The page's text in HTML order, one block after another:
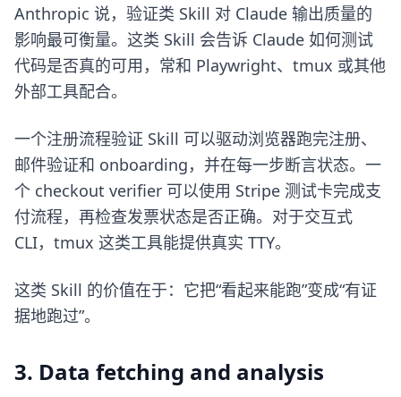
Anthropic 说，验证类 Skill 对 Claude 输出质量的
影响最可衡量。这类 Skill 会告诉 Claude 如何测试
代码是否真的可用，常和 Playwright、tmux 或其他
外部工具配合。
一个注册流程验证 Skill 可以驱动浏览器跑完注册、
邮件验证和 onboarding，并在每一步断言状态。一
个 checkout verifier 可以使用 Stripe 测试卡完成支
付流程，再检查发票状态是否正确。对于交互式
CLI，tmux 这类工具能提供真实 TTY。
这类 Skill 的价值在于：它把“看起来能跑”变成“有证
据地跑过”。
3. Data fetching and analysis